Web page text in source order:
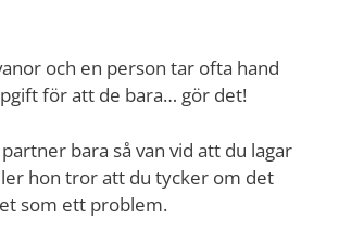
och en person tar ofta hand
för att de bara… gör det!
bara så van vid att du lagar
hon tror att du tycker om det
som ett problem.